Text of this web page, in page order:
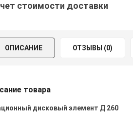
стоимости доставки
ОПИСАНИЕ ОТЗЫВЫ (0)
товара
дисковый элемент Д 260